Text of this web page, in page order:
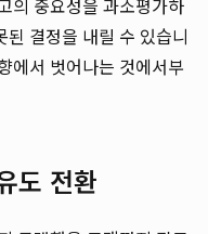
결정을 내릴 수 있습니
에서 벗어나는 것에서부
도 전환